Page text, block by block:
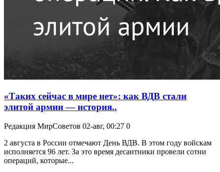
«Таких сейчас в мире нет»: как ВДВ стали
элитой армии — история..
Редакция МирСоветов 02-авг, 00:27 0
2 августа в России отмечают День ВДВ. В этом году войскам
исполняется 96 лет. За это время десантники провели сотни
операций, которые...